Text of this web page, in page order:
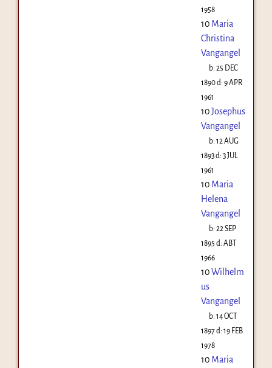
1958
10 Maria
Christina
Vangangel
b:25 DEC
1890d: 9 APR
1961
10Josephus
Vangangel
b:12 AUG
1893d: 3 JUL
1961
10 Maria
Helena
Vangangel
b:22 SEP
1895 d: ABT
1966
10Wilhelm
us
Vangangel
b:14 OCT
1897d: 19 FEB
1978
10 Maria